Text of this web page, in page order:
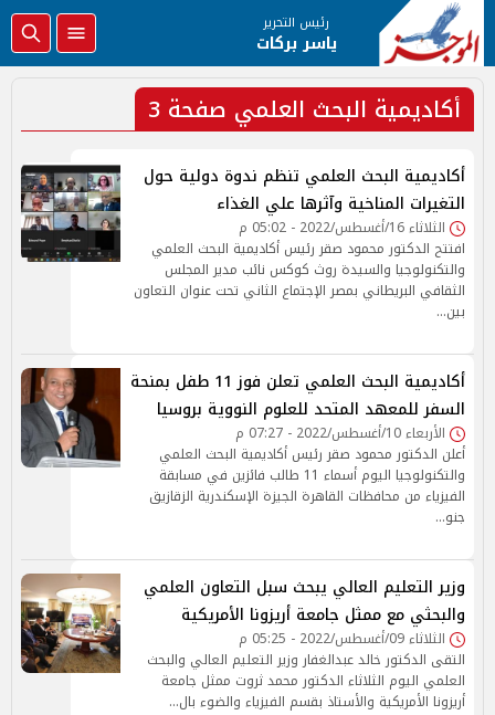
رئيس التحرير
ياسر بركات
أكاديمية البحث العلمي صفحة 3
أكاديمية البحث العلمي تنظم ندوة دولية حول
التغيرات المناخية وآثرها علي الغذاء
الثلاثاء 16/أغسطس/2022 - 05:02 م
افتتح الدكتور محمود صقر رئيس أكاديمية البحث العلمي
والتكنولوجيا والسيدة روث كوكس نائب مدير المجلس
الثقافي البريطاني بمصر الإجتماع الثاني تحت عنوان التعاون
بين…
أكاديمية البحث العلمي تعلن فوز 11 طفل بمنحة
السفر للمعهد المتحد للعلوم النووية بروسيا
الأربعاء 10/أغسطس/2022 - 07:27 م
أعلن الدكتور محمود صقر رئيس أكاديمية البحث العلمي
والتكنولوجيا اليوم أسماء 11 طالب فائزين في مسابقة
الفيزياء من محافظات القاهرة الجيزة الإسكندرية الزقازيق
جنو…
وزير التعليم العالي يبحث سبل التعاون العلمي
والبحثي مع ممثل جامعة أريزونا الأمريكية
الثلاثاء 09/أغسطس/2022 - 05:25 م
التقى الدكتور خالد عبدالغفار وزير التعليم العالي والبحث
العلمي اليوم الثلاثاء الدكتور محمد ثروت ممثل جامعة
أريزونا الأمريكية والأستاذ بقسم الفيزياء والضوء بال…